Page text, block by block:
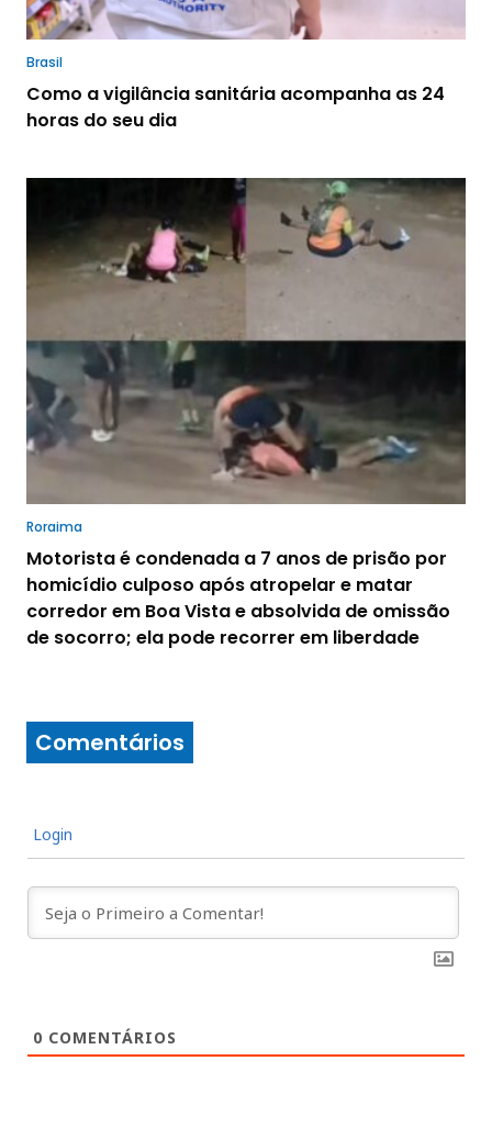
Brasil
Como a vigilância sanitária acompanha as 24
horas do seu dia
Roraima
Motorista é condenada a 7 anos de prisão por
homicídio culposo após atropelar e matar
corredor em Boa Vista e absolvida de omissão
de socorro; ela pode recorrer em liberdade
Comentários
Login
0 COMENTÁRIOS